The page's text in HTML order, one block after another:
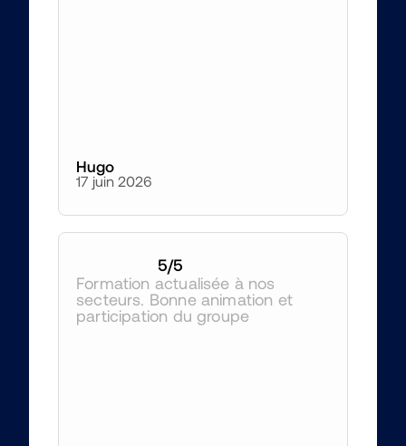
Hugo
17 juin 2026
5/5
Formation actualisée à nos
secteurs. Bonne animation et
participation du groupe